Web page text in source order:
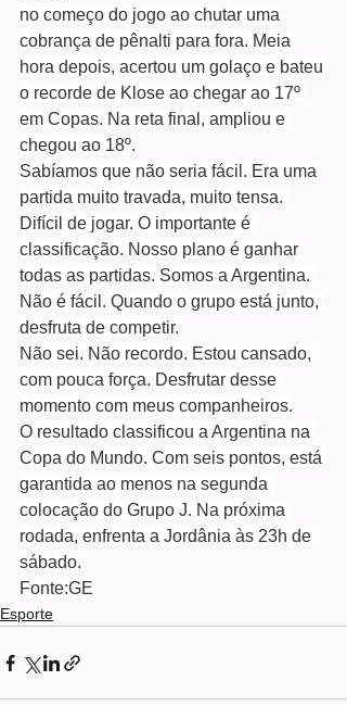
no começo do jogo ao chutar uma
cobrança de pênalti para fora. Meia
hora depois, acertou um golaço e bateu
o recorde de Klose ao chegar ao 17º
em Copas. Na reta final, ampliou e
chegou ao 18º.
Sabíamos que não seria fácil. Era uma
partida muito travada, muito tensa.
Difícil de jogar. O importante é
classificação. Nosso plano é ganhar
todas as partidas. Somos a Argentina.
Não é fácil. Quando o grupo está junto,
desfruta de competir.
Não sei. Não recordo. Estou cansado,
com pouca força. Desfrutar desse
momento com meus companheiros.
O resultado classificou a Argentina na
Copa do Mundo. Com seis pontos, está
garantida ao menos na segunda
colocação do Grupo J. Na próxima
rodada, enfrenta a Jordânia às 23h de
sábado.
Fonte:GE
Esporte